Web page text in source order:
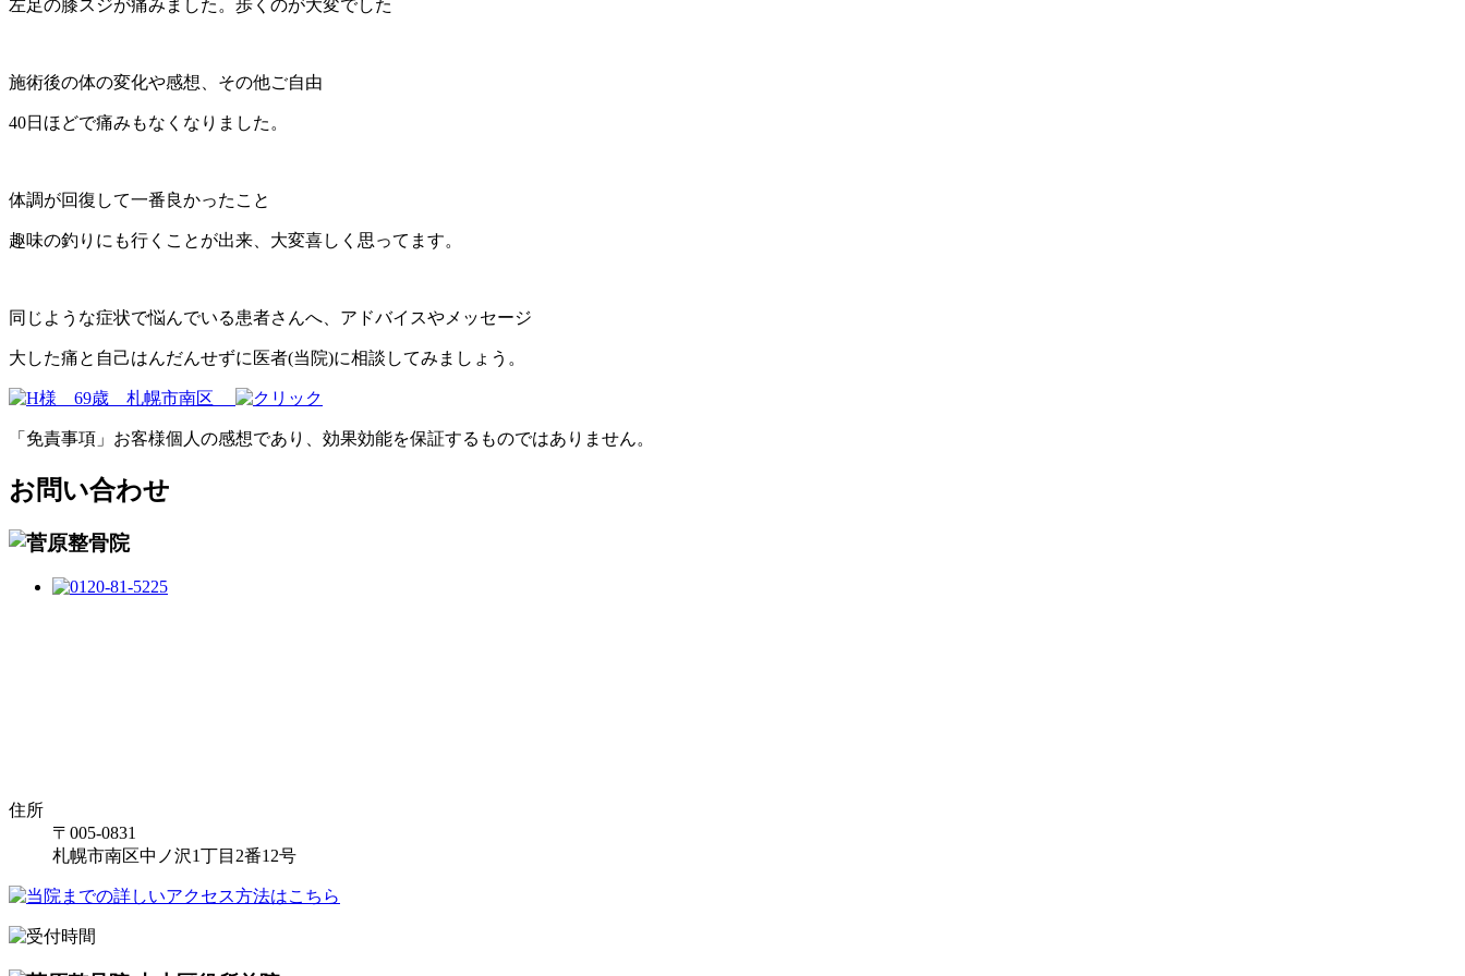
左足の膝スジが痛みました。歩くのが大変でした
施術後の体の変化や感想、その他ご自由
40日ほどで痛みもなくなりました。
体調が回復して一番良かったこと
趣味の釣りにも行くことが出来、大変喜しく思ってます。
同じような症状で悩んでいる患者さんへ、アドバイスやメッセージ
大した痛と自己はんだんせずに医者(当院)に相談してみましょう。
「免責事項」お客様個人の感想であり、効果効能を保証するものではありません。
お問い合わせ
住所
〒005-0831
札幌市南区中ノ沢1丁目2番12号